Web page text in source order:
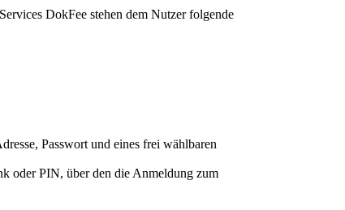
DokFee stehen dem Nutzer folgende
Passwort und eines frei wählbaren
oder PIN, über den die Anmeldung zum